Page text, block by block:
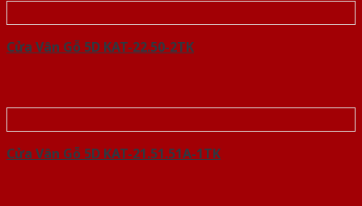
Cửa Vân Gỗ 5D KAT-22.50-2TK
Cửa Vân Gỗ 5D KAT-21.51.51A-1TK